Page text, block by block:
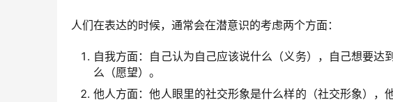
人们在表达的时候，通常会在潜意识的考虑两个方面：
自我方面：自己认为自己应该说什么（义务），自己想要
么（愿望）。
他人方面：他人眼里的社交形象是什么样的（社交形象），